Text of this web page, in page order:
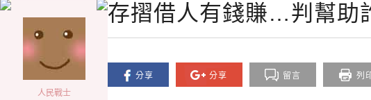
人民戰士
存摺借人有錢賺…判幫助
分享 分享 留言 列